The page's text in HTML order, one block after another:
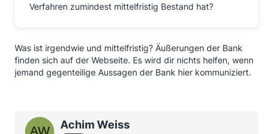
Verfahren zumindest mittelfristig Bestand hat?
Was ist irgendwie und mittelfristig? Äußerungen der Bank
finden sich auf der Webseite. Es wird dir nichts helfen, wenn
jemand gegenteilige Aussagen der Bank hier kommuniziert.
Achim Weiss